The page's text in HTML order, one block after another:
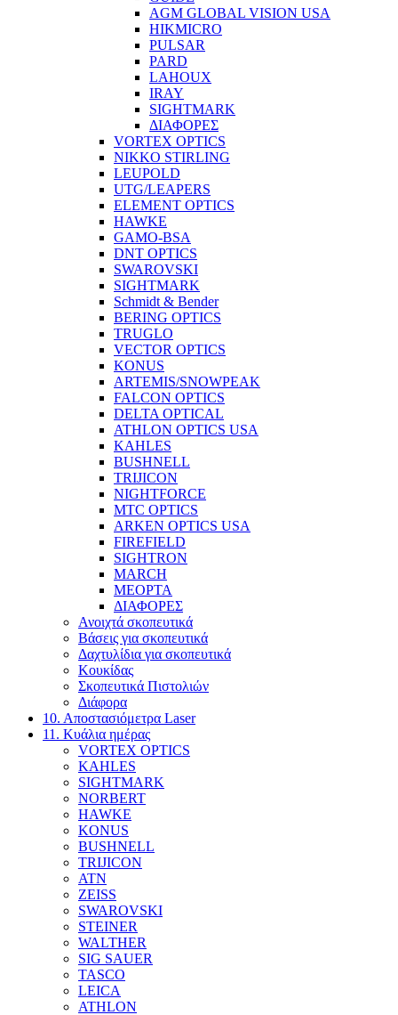
AGM GLOBAL VISION USA
HIKMICRO
PULSAR
PARD
LAHOUX
IRAY
SIGHTMARK
ΔΙΑΦΟΡΕΣ
VORTEX OPTICS
NIKKO STIRLING
LEUPOLD
UTG/LEAPERS
ELEMENT OPTICS
HAWKE
GAMO-BSA
DNT OPTICS
SWAROVSKI
SIGHTMARK
Schmidt & Bender
BERING OPTICS
TRUGLO
VECTOR OPTICS
KONUS
ARTEMIS/SNOWPEAK
FALCON OPTICS
DELTA OPTICAL
ATHLON OPTICS USA
KAHLES
BUSHNELL
TRIJICON
NIGHTFORCE
MTC OPTICS
ARKEN OPTICS USA
FIREFIELD
SIGHTRON
MARCH
MEOPTA
ΔΙΑΦΟΡΕΣ
Ανοιχτά σκοπευτικά
Βάσεις για σκοπευτικά
Δαχτυλίδια για σκοπευτικά
Κουκίδας
Σκοπευτικά Πιστολιών
Διάφορα
10. Αποστασιόμετρα Laser
11. Κυάλια ημέρας
VORTEX OPTICS
KAHLES
SIGHTMARK
NORBERT
HAWKE
KONUS
BUSHNELL
TRIJICON
ATN
ZEISS
SWAROVSKI
STEINER
WALTHER
SIG SAUER
TASCO
LEICA
ATHLON